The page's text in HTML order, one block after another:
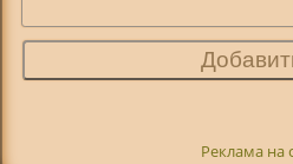
Реклама на